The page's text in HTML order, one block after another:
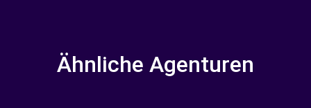
Ähnliche Agenturen